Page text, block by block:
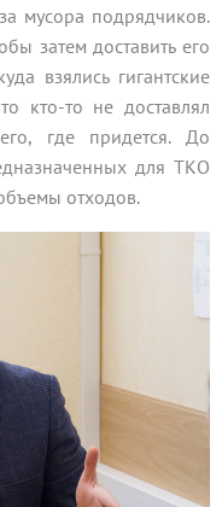
мусора подрядчиков.
затем доставить его
взялись гигантские
кто-то не доставлял
где придется. До
для ТКО
отходов.